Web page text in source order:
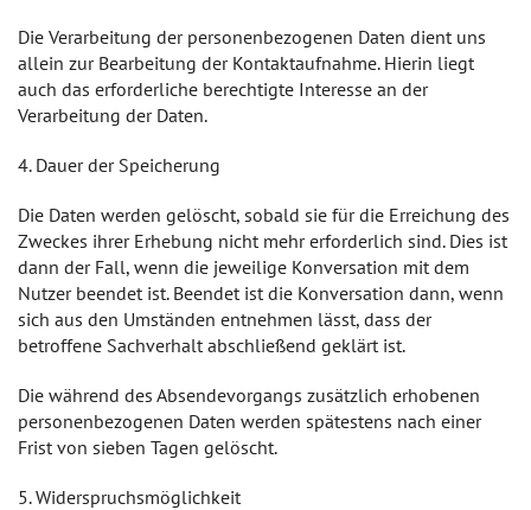
Die Verarbeitung der personenbezogenen Daten dient uns
allein zur Bearbeitung der Kontaktaufnahme. Hierin liegt
auch das erforderliche berechtigte Interesse an der
Verarbeitung der Daten.
4. Dauer der Speicherung
Die Daten werden gelöscht, sobald sie für die Erreichung des
Zweckes ihrer Erhebung nicht mehr erforderlich sind. Dies ist
dann der Fall, wenn die jeweilige Konversation mit dem
Nutzer beendet ist. Beendet ist die Konversation dann, wenn
sich aus den Umständen entnehmen lässt, dass der
betroffene Sachverhalt abschließend geklärt ist.
Die während des Absendevorgangs zusätzlich erhobenen
personenbezogenen Daten werden spätestens nach einer
Frist von sieben Tagen gelöscht.
5. Widerspruchsmöglichkeit